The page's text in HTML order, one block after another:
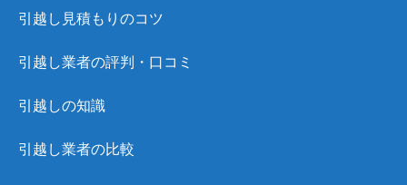
引越し見積もりのコツ
引越し業者の評判・口コミ
引越しの知識
引越し業者の比較